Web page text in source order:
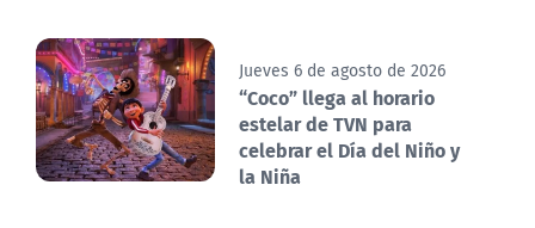
Jueves 6 de agosto de 2026
“Coco” llega al horario
estelar de TVN para
celebrar el Día del Niño y
la Niña